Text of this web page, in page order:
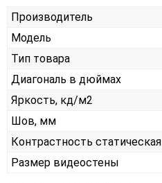
Производитель
Модель
Тип товара
Диагональ в дюймах
Яркость, кд/м2
Шов, мм
Контрастность статическая
Размер видеостены